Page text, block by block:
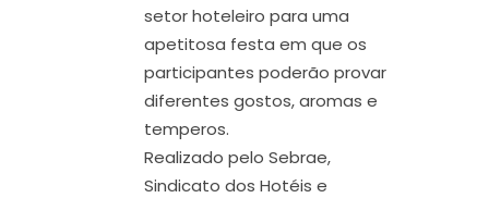
setor hoteleiro para uma
apetitosa festa em que os
participantes poderão provar
diferentes gostos, aromas e
temperos.
Realizado pelo Sebrae,
Sindicato dos Hotéis e